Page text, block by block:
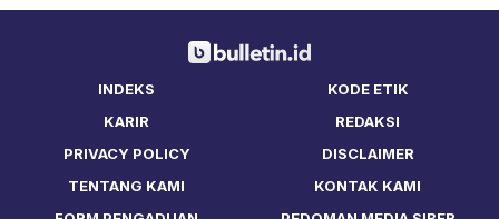
INDEKS
KODE ETIK
KARIR
REDAKSI
PRIVACY POLICY
DISCLAIMER
TENTANG KAMI
KONTAK KAMI